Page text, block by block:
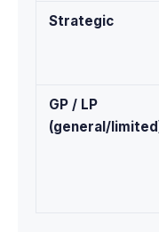
Strategic
GP / LP
(general/